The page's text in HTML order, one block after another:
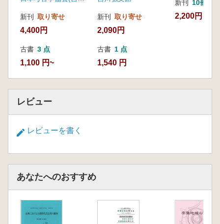
新刊 取り寄せ
4,400円
古書 3 点
1,100 円~
新刊 取り寄せ
2,090円
古書 1 点
1,540 円
新刊 10冊以上
2,200円
レビュー
レビューを書く
あなたへのおすすめ